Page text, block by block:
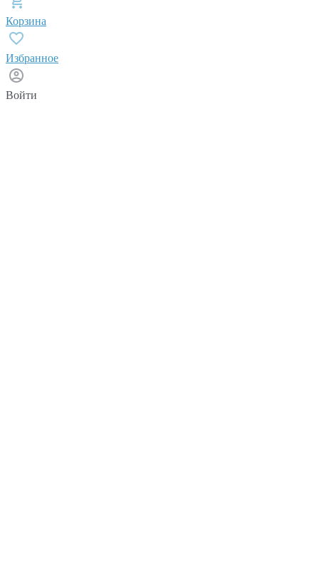
Корзина
Избранное
Войти